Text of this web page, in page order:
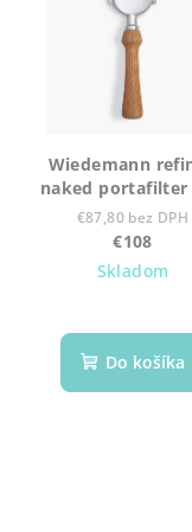
Wiedemann
naked portafilter
€87,80 bez DPH
€108
Skladom
Do košíka